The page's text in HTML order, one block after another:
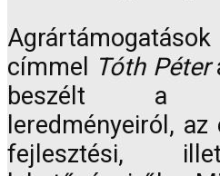
címmel
Tóth Péter
beszélt a
leredményeiról,
fejlesztési,